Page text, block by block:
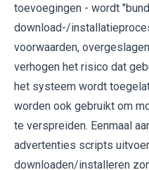
toevoegingen - wordt
download-/
voorwaarden,
verhogen het risico dat
het systeem wordt
worden ook gebruikt om
te verspreiden. Eenmaal
advertenties scripts
downloaden/installeren